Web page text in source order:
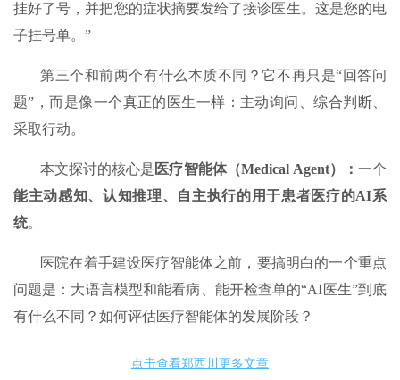
挂好了号，并把您的症状摘要发给了接诊医生。这是您的电
子挂号单。”
第三个和前两个有什么本质不同？它不再只是“回答问
题”，而是像一个真正的医生一样：主动询问、综合判断、
采取行动。
本文探讨的核心是 医疗智能体（Medical Agent）： 一个
能主动感知、认知推理、自主执行的用于患者医疗的AI系
统。
医院在着手建设医疗智能体之前，要搞明白的一个重点
问题是：大语言模型和能看病、能开检查单的“AI医生”到底
有什么不同？如何评估医疗智能体的发展阶段？
点击查看郑西川更多文章